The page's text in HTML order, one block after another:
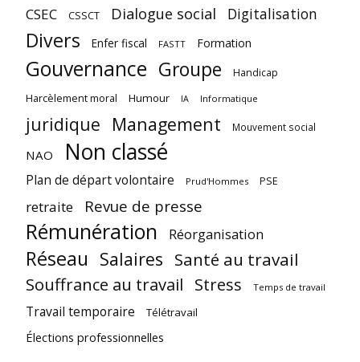
CSEC CSSCT Dialogue social Digitalisation
Divers Enfer fiscal FASTT Formation
Gouvernance Groupe Handicap
Harcèlement moral Humour IA Informatique
juridique Management Mouvement social
NAO Non classé
Plan de départ volontaire Prud'Hommes PSE
retraite Revue de presse
Rémunération Réorganisation
Réseau Salaires Santé au travail
Souffrance au travail Stress Temps de travail
Travail temporaire Télétravail
Élections professionnelles